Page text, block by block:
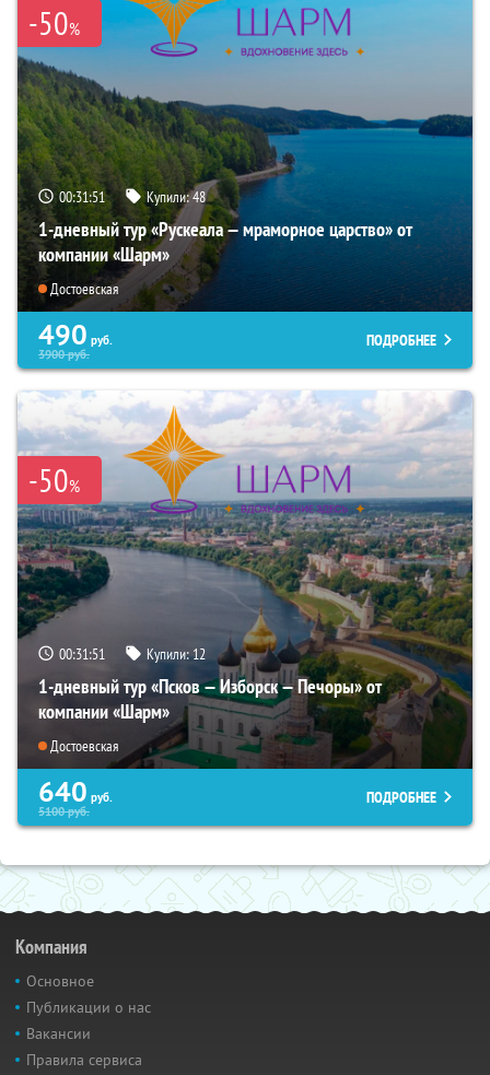
-50%
00:31:49 Купили:48
1-дневный тур «Рускеала — мраморное царство» от
компании «Шарм»
Достоевская
490 руб.
3900руб.
ПОДРОБНЕЕ
-50%
00:31:49 Купили:12
1-дневный тур «Псков — Изборск — Печоры» от
компании «Шарм»
Достоевская
640 руб.
5100руб.
ПОДРОБНЕЕ
Компания
Основное
Публикации о нас
Вакансии
Правила сервиса